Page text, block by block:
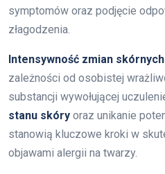
symptomów oraz podjęcie
złagodzenia.
Intensywność zmian skórnych
zależności od osobistej
substancji wywołującej
stanu skóry oraz unikanie
stanowią kluczowe kroki w
objawami alergii na twarzy.